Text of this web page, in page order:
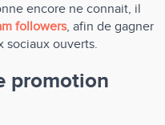
encore ne connait, il
followers, afin de gagner
sociaux ouverts.
promotion